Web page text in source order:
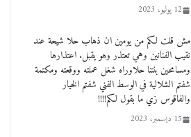
12 يوليو، 2023
مش قلت لكم من يومين ان ذهاب حلا شيحة عند
نقيب الفنانين وهي تعتذر وهو يقبل. اعتذارها
ومسامحين بنتنا حلاوراه شغل عملته ووقعته ومكتمة
شفتم الشلالية في الوسط الفني شفتم الخيار
والفاقوس زي ما بقول لكم!!!!
15 ديسمبر، 2023